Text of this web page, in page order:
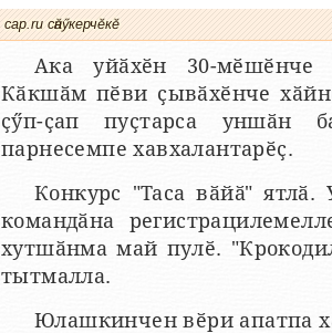
cap.ru сӑнӳкерчӗкӗ
Ака уйӑхӗн 30-мӗшӗнче
Кӑкшӑм пӗви ҫывӑхӗнче
ҫӳп-ҫап пуҫтарса уншӑн
парнесемпе хавхалантарӗҫ.
Конкурс "Таса вӑйӑ"
командӑна
хутшӑнма май пулӗ.
тытмалла.
Юлашкинчен вӗри апатпа